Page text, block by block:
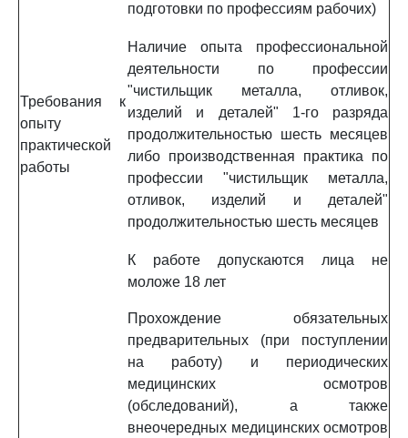
подготовки по профессиям рабочих)
Требования к
опыту
практической
работы
Наличие опыта профессиональной
деятельности по профессии
"чистильщик металла, отливок,
изделий и деталей" 1-го разряда
продолжительностью шесть месяцев
либо производственная практика по
профессии "чистильщик металла,
отливок, изделий и деталей"
продолжительностью шесть месяцев
К работе допускаются лица не
моложе 18 лет
Прохождение обязательных
предварительных (при поступлении
на работу) и периодических
медицинских осмотров
(обследований), а также
внеочередных медицинских осмотров